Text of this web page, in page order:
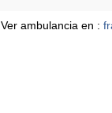
Ver ambulancia en :